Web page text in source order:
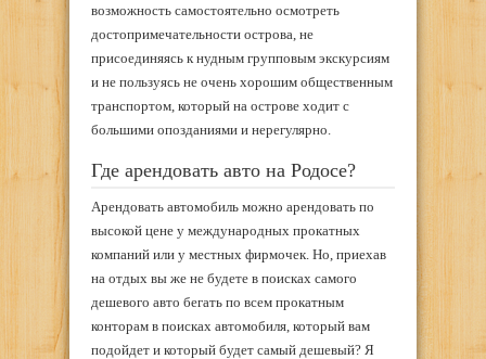
возможность самостоятельно осмотреть
достопримечательности острова, не
присоединяясь к нудным групповым экскурсиям
и не пользуясь не очень хорошим общественным
транспортом, который на острове ходит с
большими опозданиями и нерегулярно.
Где арендовать авто на Родосе?
Арендовать автомобиль можно арендовать по
высокой цене у международных прокатных
компаний или у местных фирмочек. Но, приехав
на отдых вы же не будете в поисках самого
дешевого авто бегать по всем прокатным
конторам в поисках автомобиля, который вам
подойдет и который будет самый дешевый? Я